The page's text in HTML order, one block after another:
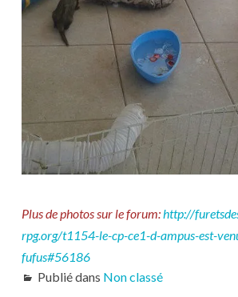
Plus de photos sur le forum:http://
rpg.org/t1154-le-cp-ce1-d-ampus-est-
fufus#56186
Publié dans Non classé